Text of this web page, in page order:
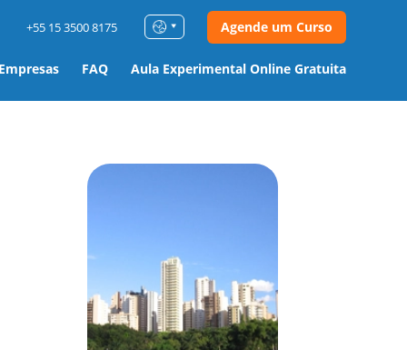
FAQ Aula Experimental Online Gratuita
+55 15 3500 8175 Agende um Curso